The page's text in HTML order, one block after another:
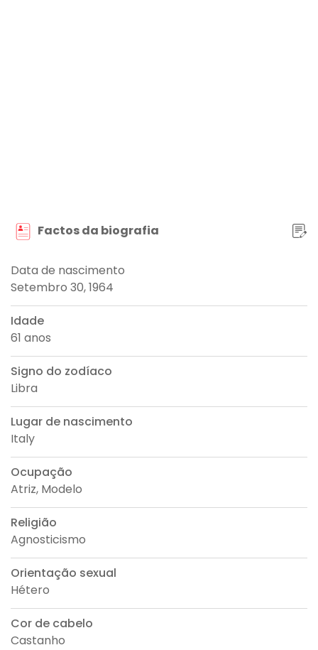
Factos da biografia
Data de nascimento
Setembro 30, 1964
Idade
61 anos
Signo do zodíaco
Libra
Lugar de nascimento
Italy
Ocupação
Atriz, Modelo
Religião
Agnosticismo
Orientação sexual
Hétero
Cor de cabelo
Castanho